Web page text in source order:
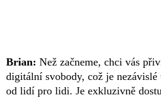
Brian: Než začneme, chci vás
digitální svobody, což je nezávislé
od lidí pro lidi. Je exkluzivně